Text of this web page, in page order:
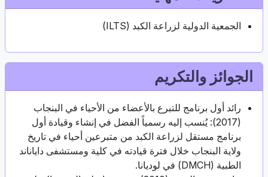
الجمعية الدولية لزراعة الكبد (ILTS)
الجوائز والتكريم
رائد أول برنامج للتبرع بالأعضاء من الأحياء في البنجاب
(2017): يُنسب إليه رسمياً الفضل في إنشاء وقيادة أول
برنامج مستقل لزراعة الكبد من متبرعين أحياء في تاريخ
ولاية البنجاب خلال فترة قيادته في كلية ومستشفى داياناند
الطبية (DMCH) في لوديانا.